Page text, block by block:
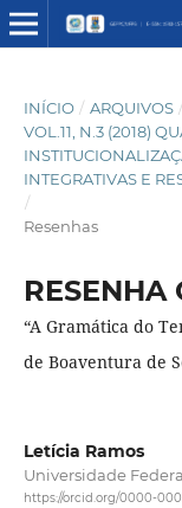
INÍCIO / ARQUIVOS /
VOL.11, N.3 (2018)
INTEGRATIVAS E
/
Resenhas
RESENHA
“A Gramática do
de Boaventura de
Letícia Ramos
Universidade
https://orcid.org/0000-